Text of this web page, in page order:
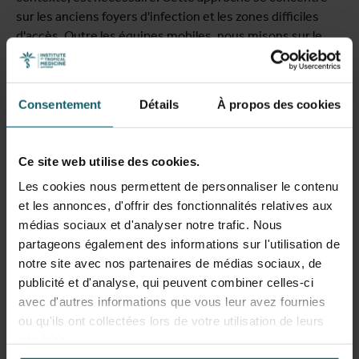
Consentement Détails À propos des cookies
Ce site web utilise des cookies.
Les cookies nous permettent de personnaliser le contenu
et les annonces, d'offrir des fonctionnalités relatives aux
médias sociaux et d'analyser notre trafic. Nous
partageons également des informations sur l'utilisation de
notre site avec nos partenaires de médias sociaux, de
publicité et d'analyse, qui peuvent combiner celles-ci
avec d'autres informations que vous leur avez fournies
ou qu'ils ont collectées lors de votre utilisation de leurs
sur les anciens foyers d'infection et les zones difficiles
d'accès. Outre les équipes mobiles, nous misons sur le
diagnostic et le traitement en première ligne : les patients
sont soumis à un test de dépistage de la maladie du
sommeil lors d'une visite chez des prestataires de soins
locaux.
Nouveau médicament contre
la maladie du sommeil
L'année 2024 marquera un tournant dans le traitement de
la maladie du sommeil. Avec l'arrivée attendue d'un
nouveau médicament : l'acoziborole, qui ne nécessitera
qu'une seule prise et entraînera peu d'effets secondaires.
Si les études de sécurité en cours confirment que ce
traitement peut également être administré aux